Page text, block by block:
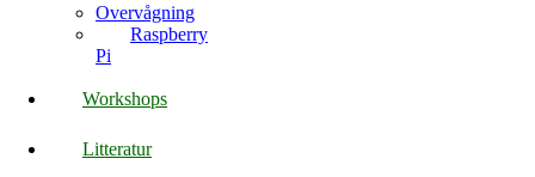
Overvågning
Raspberry
Pi
Workshops
Litteratur